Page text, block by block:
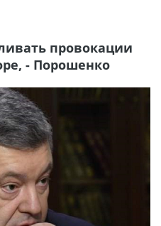
провокации
- Порошенко